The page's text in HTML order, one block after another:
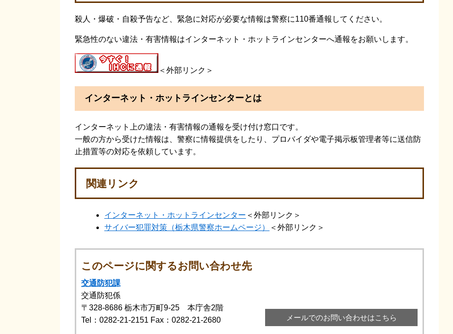
殺人・爆破・自殺予告など、緊急に対応が必要な情報は警察に110番通報してください。
緊急性のない違法・有害情報はインターネット・ホットラインセンターへ通報をお願いします。
＜外部リンク＞
インターネット・ホットラインセンターとは
インターネット上の違法・有害情報の通報を受け付け窓口です。
一般の方から受けた情報は、警察に情報提供をしたり、プロバイダや電子掲示板管理者等に送信防
止措置等の対応を依頼しています。
関連リンク
インターネット・ホットラインセンター ＜外部リンク＞
サイバー犯罪対策（栃木県警察ホームページ）
＜外部リンク＞
このページに関するお問い合わせ先
交通防犯課
交通防犯係
〒328-8686 栃木市万町9-25 本庁舎2階
Tel：0282-21-2151 Fax：0282-21-2680 メールでのお問い合わせはこちら